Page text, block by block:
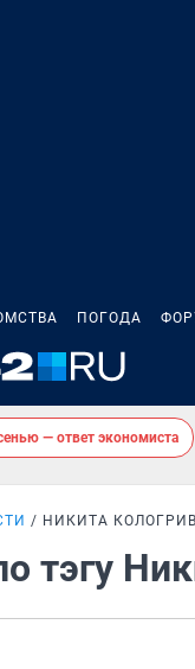
ПОГОДА
— ответ экономиста
НИКИТА
тэгу